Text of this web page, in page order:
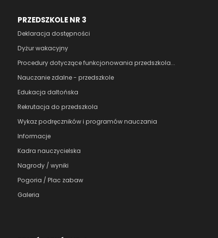
PRZEDSZKOLE NR 3
Deklaracja dostępności
Dyżur wakacyjny
Procedury dotyczące funkcjonowania przedszkola...
Nauczanie zdalne - przedszkole
Edukacja daltońska
Rekrutacja do przedszkola
Wykaz podręczników i programów nauczania
Informacje
Kadra nauczycielska
Nagrody / wyniki
Pogoria / Plac zabaw
Galeria